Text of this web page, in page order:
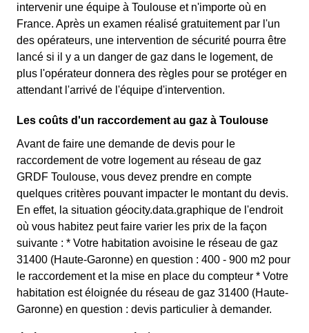
intervenir une équipe à Toulouse et n'importe où en
France. Après un examen réalisé gratuitement par l'un
des opérateurs, une intervention de sécurité pourra être
lancé si il y a un danger de gaz dans le logement, de
plus l'opérateur donnera des règles pour se protéger en
attendant l'arrivé de l'équipe d'intervention.
Les coûts d'un raccordement au gaz à Toulouse
Avant de faire une demande de devis pour le
raccordement de votre logement au réseau de gaz
GRDF Toulouse, vous devez prendre en compte
quelques critères pouvant impacter le montant du devis.
En effet, la situation géocity.data.graphique de l'endroit
où vous habitez peut faire varier les prix de la façon
suivante : * Votre habitation avoisine le réseau de gaz
31400 (Haute-Garonne) en question : 400 - 900 m2 pour
le raccordement et la mise en place du compteur * Votre
habitation est éloignée du réseau de gaz 31400 (Haute-
Garonne) en question : devis particulier à demander.